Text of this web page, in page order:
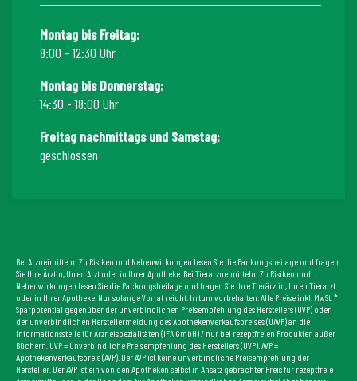
Montag bis Freitag:
8:00 - 12:30 Uhr
Montag bis Donnerstag:
14:30 - 18:00 Uhr
Freitag nachmittags und Samstag:
geschlossen
Bei Arzneimitteln: Zu Risiken und Nebenwirkungen lesen Sie die Packungsbeilage und fragen
Sie Ihre Ärztin, Ihren Arzt oder in Ihrer Apotheke. Bei Tierarzneimitteln: Zu Risiken und
Nebenwirkungen lesen Sie die Packungsbeilage und fragen Sie Ihre Tierärztin, Ihren Tierarzt
oder in Ihrer Apotheke. Nur solange Vorrat reicht. Irrtum vorbehalten. Alle Preise inkl. MwSt. *
Sparpotential gegenüber der unverbindlichen Preisempfehlung des Herstellers (UVP) oder
der unverbindlichen Herstellermeldung des Apothekenverkaufspreises (UAVP) an die
Informationsstelle für Arzneispezialitäten (IFA GmbH) / nur bei rezeptfreien Produkten außer
Büchern. UVP = Unverbindliche Preisempfehlung des Herstellers (UVP). AVP =
Apothekenverkaufspreis (AVP). Der AVP ist keine unverbindliche Preisempfehlung der
Hersteller. Der AVP ist ein von den Apotheken selbst in Ansatz gebrachter Preis für rezeptfreie